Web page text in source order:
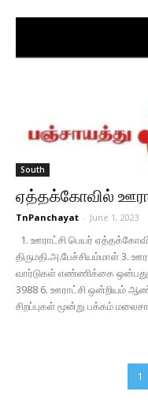
South
ஏத்தக்கோவில்
TnPanchayat - June 1, 2023
1. ஊராட்சி பெயர்
திருமதி.அ.பேச்சியம்மாள் 3.
வார்டுகள் எண்ணிக்கை
3988 6. ஊராட்சி ஒன்றியம்
சிறப்புகள் மூன்று பக்கம்
1